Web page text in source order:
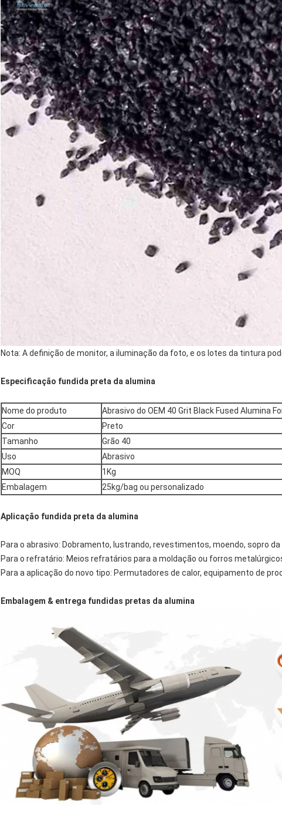
Nota: A definição de monitor, a iluminação da foto, e os lotes da tintura
Especificação fundida preta da alumina
Nome do produto
Abrasivo do OEM 40 Grit Black Fused Alumina
Cor
Preto
Tamanho
Grão 40
Uso
Abrasivo
MOQ
1Kg
Embalagem
25kg/bag ou personalizado
Aplicação fundida preta da alumina
Para o abrasivo: Dobramento, lustrando, revestimentos, moendo, sopro da
Para o refratário: Meios refratários para a moldação ou forros
Para a aplicação do novo tipo: Permutadores de calor, equipamento de
Embalagem & entrega fundidas pretas da alumina